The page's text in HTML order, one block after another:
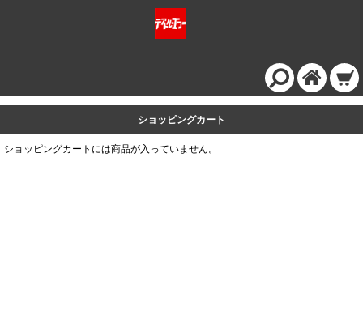
ショッピングカート
ショッピングカートには商品が入っていません。